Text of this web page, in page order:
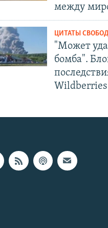
между
ЦИТАТЫ
"Может
бомба".
Wildberries